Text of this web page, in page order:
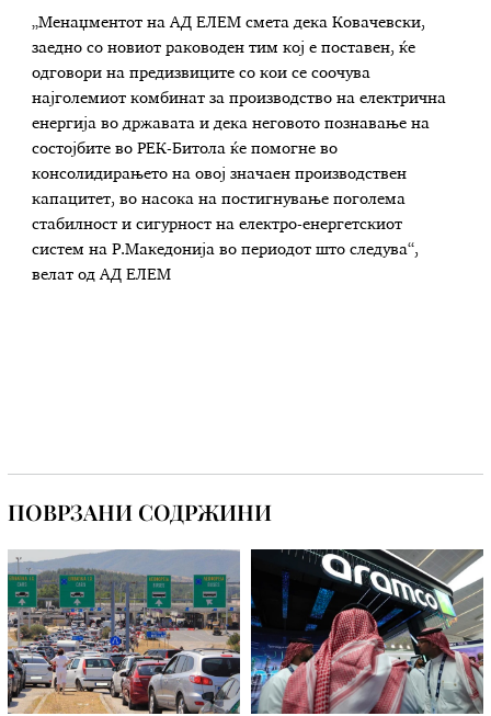
„Менаџментот на АД ЕЛЕМ смета дека Ковачевски,
заедно со новиот раководен тим кој е поставен, ќе
одговори на предизвиците со кои се соочува
најголемиот комбинат за производство на електрична
енергија во државата и дека неговото познавање на
состојбите во РЕК-Битола ќе помогне во
консолидирањето на овој значаен производствен
капацитет, во насока на постигнување поголема
стабилност и сигурност на електро-енергетскиот
систем на Р.Македонија во периодот што следува“,
велат од АД ЕЛЕМ
ПОВРЗАНИ СОДРЖИНИ